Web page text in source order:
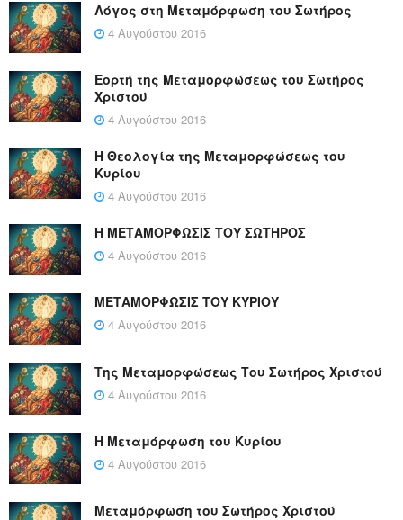
Λόγος στη Μεταμόρφωση του Σωτήρος
4 Αυγούστου 2016
Εορτή της Μεταμορφώσεως του Σωτήρος
Χριστού
4 Αυγούστου 2016
Η Θεολογία της Μεταμορφώσεως του
Κυρίου
4 Αυγούστου 2016
Η ΜΕΤΑΜΟΡΦΩΣΙΣ ΤΟΥ ΣΩΤΗΡΟΣ
4 Αυγούστου 2016
ΜΕΤΑΜΟΡΦΩΣΙΣ ΤΟΥ ΚΥΡΙΟΥ
4 Αυγούστου 2016
Της Μεταμορφώσεως Του Σωτήρος Χριστού
4 Αυγούστου 2016
Η Μεταμόρφωση του Κυρίου
4 Αυγούστου 2016
Μεταμόρφωση του Σωτήρος Χριστού